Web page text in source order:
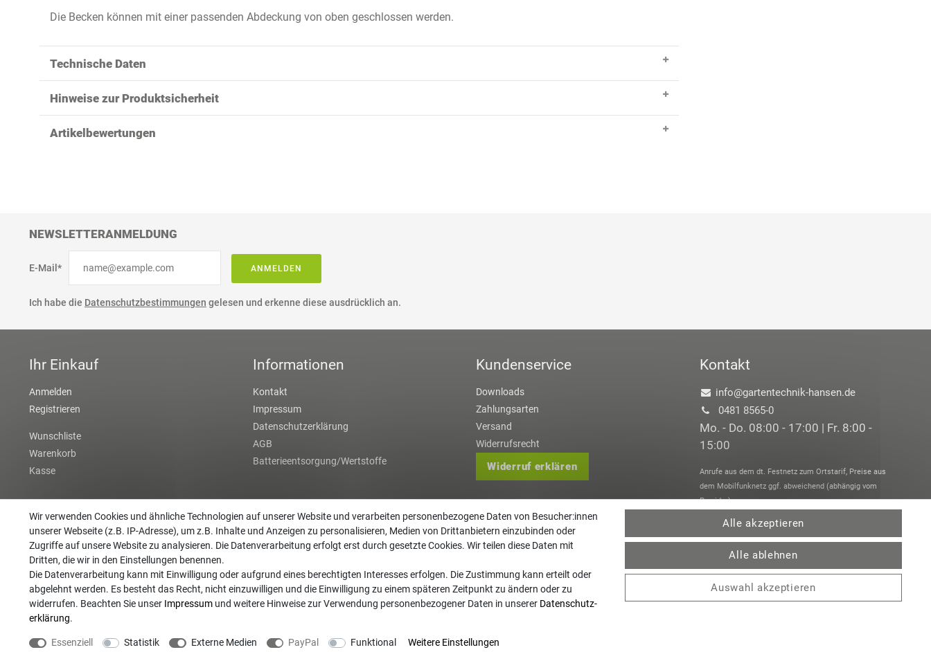
Die Becken können mit einer passenden Abdeckung von oben geschlossen werden.
Technische Daten
Hinweise zur Produktsicherheit
Artikelbewertungen
NEWSLETTERANMELDUNG
E-Mail* ANMELDEN
Ich habe die Datenschutzbestimmungen gelesen und erkenne diese ausdrücklich an.
Ihr Einkauf
Anmelden
Registrieren
Wunschliste
Warenkorb
Kasse
Informationen
Kontakt
Impressum
Datenschutzerklärung
AGB
Batterieentsorgung/Wertstoffe
Kundenservice
Downloads
Zahlungsarten
Versand
Widerrufsrecht
Widerruf erklären
Kontakt
info@gartentechnik-hansen.de
0481 8565-0
Mo. - Do. 08:00 - 17:00 | Fr. 8:00 -
15:00
Anrufe aus dem dt. Festnetz zum Ortstarif, Preise aus
dem Mobilfunknetz ggf. abweichend (abhängig vom
Provider).
Wir verwenden Cookies und ähnliche Technologien auf unserer Website und verarbeiten personenbezogene Daten von Besucher:innen
unserer Webseite (z.B. IP-Adresse), um z.B. Inhalte und Anzeigen zu personalisieren, Medien von Drittanbietern einzubinden oder
Zugriffe auf unsere Website zu analysieren. Die Datenverarbeitung erfolgt erst durch gesetzte Cookies. Wir teilen diese Daten mit
Dritten, die wir in den Einstellungen benennen.
Die Datenverarbeitung kann mit Einwilligung oder aufgrund eines berechtigten Interesses erfolgen. Die Zustimmung kann erteilt oder
abgelehnt werden. Es besteht das Recht, nicht einzuwilligen und die Einwilligung zu einem späteren Zeitpunkt zu ändern oder zu
widerrufen. Beachten Sie unser Impressum und weitere Hinweise zur Verwendung personenbezogener Daten in unserer Daten­schutz­
erklärung.
Essenziell Statistik Externe Medien PayPal Funktional Weitere Einstellungen
Alle akzeptieren
Alle ablehnen
Auswahl akzeptieren